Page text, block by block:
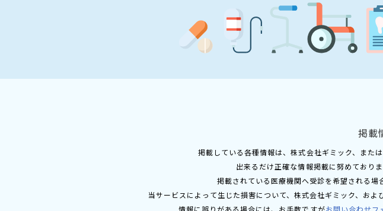
掲載
掲載している各種情報は、株式会社ギミック、また
出来るだけ正確な情報掲載に努めており
掲載されている医療機関へ受診を希望される場
当サービスによって生じた損害について、株式会社ギミック、お
情報に誤りがある場合には、お手数ですがお問い合わせフ